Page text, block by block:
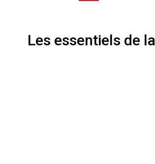
Les essentiels de